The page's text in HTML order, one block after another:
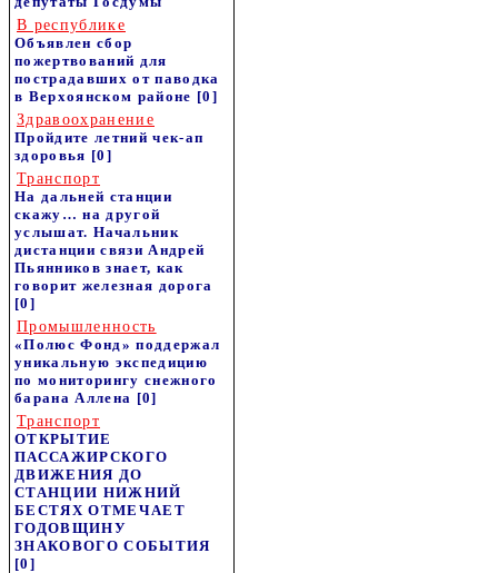
В республике
Объявлен сбор
пожертвований для
пострадавших от паводка
в Верхоянском районе [0]
Здравоохранение
Пройдите летний чек-ап
здоровья [0]
Транспорт
На дальней станции
скажу… на другой
услышат. Начальник
дистанции связи Андрей
Пьянников знает, как
говорит железная дорога
[0]
Промышленность
«Полюс Фонд» поддержал
уникальную экспедицию
по мониторингу снежного
барана Аллена [0]
Транспорт
ОТКРЫТИЕ
ПАССАЖИРСКОГО
ДВИЖЕНИЯ ДО
СТАНЦИИ НИЖНИЙ
БЕСТЯХ ОТМЕЧАЕТ
ГОДОВЩИНУ
ЗНАКОВОГО СОБЫТИЯ
[0]